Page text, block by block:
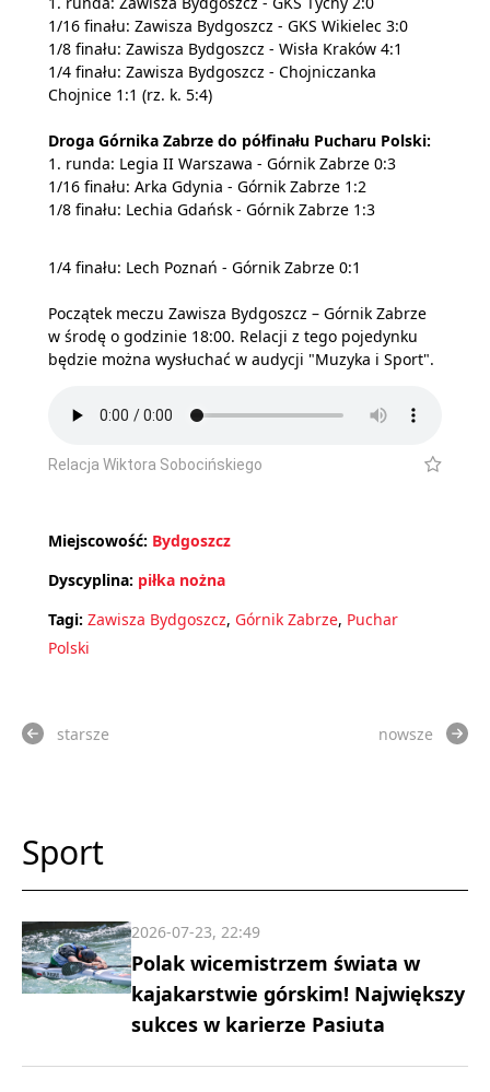
1/16 finału: Zawisza Bydgoszcz - GKS Wikielec 3:0
1/8 finału: Zawisza Bydgoszcz - Wisła Kraków 4:1
1/4 finału: Zawisza Bydgoszcz - Chojniczanka
Chojnice 1:1 (rz. k. 5:4)
Droga Górnika Zabrze do półfinału Pucharu Polski:
1. runda: Legia II Warszawa - Górnik Zabrze 0:3
1/16 finału: Arka Gdynia - Górnik Zabrze 1:2
1/8 finału: Lechia Gdańsk - Górnik Zabrze 1:3
1/4 finału: Lech Poznań - Górnik Zabrze 0:1
Początek meczu Zawisza Bydgoszcz – Górnik Zabrze
w środę o godzinie 18:00. Relacji z tego pojedynku
będzie można wysłuchać w audycji "Muzyka i Sport".
Relacja Wiktora Sobocińskiego
Miejscowość: Bydgoszcz
Dyscyplina: piłka nożna
Tagi: Zawisza Bydgoszcz, Górnik Zabrze, Puchar
Polski
starsze nowsze
Sport
Polak wicemistrzem świata w
kajakarstwie górskim! Największy
sukces w karierze Pasiuta
2026-07-23, 22:49